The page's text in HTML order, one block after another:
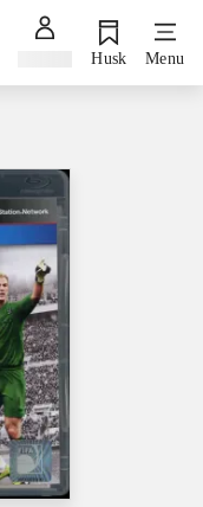
Husk Menu